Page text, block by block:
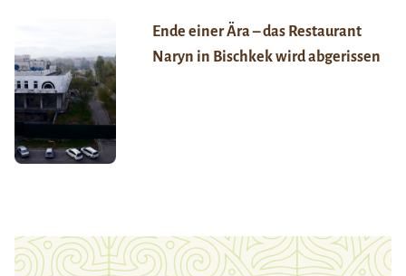
Ende einer Ära – das Restaurant
Naryn in Bischkek wird abgerissen